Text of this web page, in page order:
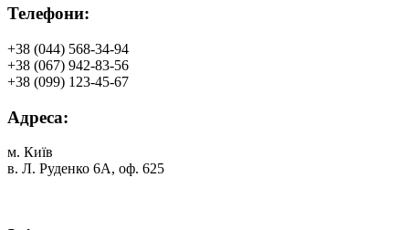
Телефони:
+38 (044) 568-34-94
+38 (067) 942-83-56
+38 (099) 123-45-67
Адреса:
м. Київ
в. Л. Руденко 6А, оф. 625